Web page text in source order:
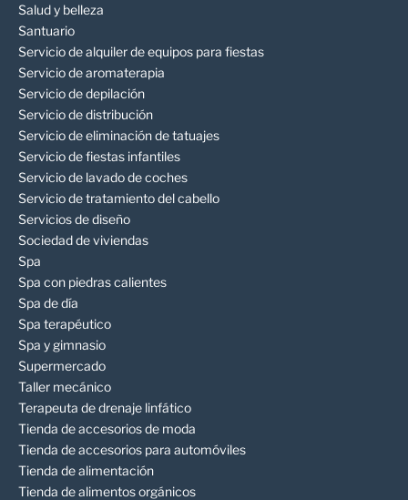
Salud y belleza
Santuario
Servicio de alquiler de equipos para fiestas
Servicio de aromaterapia
Servicio de depilación
Servicio de distribución
Servicio de eliminación de tatuajes
Servicio de fiestas infantiles
Servicio de lavado de coches
Servicio de tratamiento del cabello
Servicios de diseño
Sociedad de viviendas
Spa
Spa con piedras calientes
Spa de día
Spa terapéutico
Spa y gimnasio
Supermercado
Taller mecánico
Terapeuta de drenaje linfático
Tienda de accesorios de moda
Tienda de accesorios para automóviles
Tienda de alimentación
Tienda de alimentos orgánicos